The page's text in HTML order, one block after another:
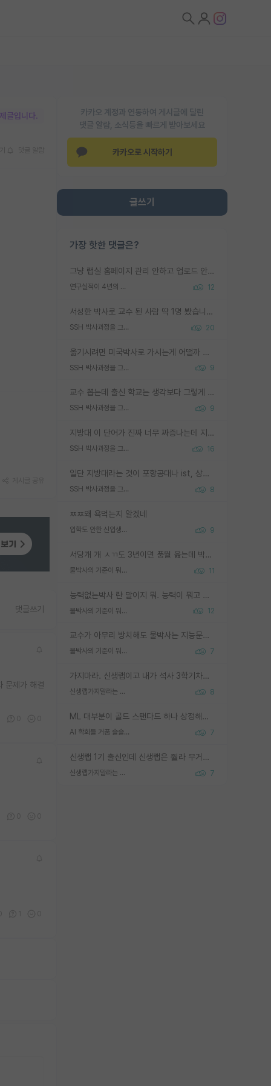
카카오 계정과 연동하여 게시글에 달린
댓글 알람, 소식등을 빠르게 받아보세요
카카오로 시작하기
글쓰기
가장 핫한 댓글은?
그냥 랩실 홈페이지 관리 안하고 업로드 안한거 아님?
연구실적이 4년의 공백이 있는거 어떻게 생각하냐 12
서성한 박사로 교수 된 사람 딱 1명 봤습니다. 근데 지방대 박사로 교수된 거는 기적이 일어나야되요. 서성한 학부부터여도 빡센게 교수임용일텐데 지방대박사로 무슨 교수가 되나요...... 중소기업/중견기업 팀장급/연구소장급이나 될거 같네요.
SSH 박사과정을 그만두고 지방대 박사로 옮기면 교수의 꿈은 끝일까요? 20
옮기시려면 미국박사로 가시는게 어떨까 싶네요. 교수가 꿈이면 미국박사 하고 미국교수 까지 같이 노리시는게 기회가 많지 않을까요?
SSH 박사과정을 그만두고 지방대 박사로 옮기면 교수의 꿈은 끝일까요? 9
교수 뽑는데 출신 학교는 생각보다 그렇게 안 봄. 앞으로는 더 안 보게 될거임. 박사는 어디서 진행해도 됨. 단, 제대로 쌓고 좋은 실적 만들 수 있다면. 그런데 지방대는 그럴 가능성이 지극히 낮음. 나만 열심히 잘 하면 된다? 인간은 주변 환경에 지배되는 나약한 존재임. 주변의 지방대 대학원생과 섞이고 지방 특유의 여유로움 또는 나쁘게 얘기해서 나태함에 젖어 살다보면 교수의 꿈 자체를 잊어버리게 될 가능성도 있음. 주변 환경이 70~80%임.
SSH 박사과정을 그만두고 지방대 박사로 옮기면 교수의 꿈은 끝일까요? 9
지방대 이 단어가 진짜 너무 짜증나는데 지방대면 다 그냥 쓰레기인가요? 무슨 말 같지도 않은 댓글들이 있는건지??? 지방에도 충분히 좋은 대학 많고 충분히 잘하는 교수님들 많습니다 포항공대 4개 IST 대표 지거국들 여기 모두 다 지방에 있고 여기 출신들 중에 교수하는 분들 적지 않습니다 지거국 출신이 무슨 교수를 하냐?라고 생각할 사람들 많은데 상위 대표 지거국에 아웃라이어들 많습니다 결국 개인의 연구역량과 실적이 중요합니다 이 역량을 펼치는데 있어서 지도교수와의 합도 중요합니다. 그리고 경력이 필요하면 해외포닥까지 다녀오세요
SSH 박사과정을 그만두고 지방대 박사로 옮기면 교수의 꿈은 끝일까요? 16
일단 지방대라는 것이 포항공대나 ist, 상위 지거국은 아니라고 생각하겠습니다. 그런곳은 서성한에 비해 소위 대학 네임밸류가 크게 뒤떨어지지는 않으니까요. 대학 이름이 중요하냐? 당연합니다. 대학 이름이 좋아서 좋은 아웃풋이 나오는 것이냐, 좋은 대학은 좋은 사람과 좋은 기회가 몰려있으니 아웃풋도 자연스럽게 좋아지는 것이냐? 대답하기 어려운 문제입니다. 아직 한국 사회에서 학벌을 보는 것도, 특히 이공계를 중심으로 학벌보다는 실적 위주라는 분위기가 형성되는 것도 사실입니다. 지방대 출신으로 전임교수가 될수 있느냐? 가능 불가능을 따지면 당연히 가능입니다. 지방대 박사 출신으로 전임교원이 된 경우가 실제로 있으니까요. 현실적인 가능성이 있느냐? 지금 이정도 대학의 교수가 되고싶다고 생각되는 대학 들어가서 컴공과 교수 목록 켜고 박사 어디서 받았는지 쭉 한번 보세요. 냉정하게 지방대 출신인 분들이 많지는 않으실겁니다.
SSH 박사과정을 그만두고 지방대 박사로 옮기면 교수의 꿈은 끝일까요? 8
ㅉㅉ왜 욕먹는지 알겠네
입학도 안한 신입생이 원래 관심을 받나요 9
서당개 개 ㅅㄲ도 3년이면 풍월 읊는데 박사 5년 이상 대리고 있으면서 물된건 교수 탓 맞는ㄱ게 거기가 서당이 아니란 소리임
물박사의 기준이 뭐임? 11
능력없는박사 란 말이지 뭐. 능력이 뭐고 능력이 있다는게 뭔지는 사람마다 기준이 다르니까 얘기해봐야 서로 자기 기준만 얘기해서 논쟁이 끝이 안나고. 주위에서 능력있고 야심있는 신입생이 교수가 유의미한 피드백을 아예 안주면서 제대로된 과제에 참여해볼 기회도 제공하지 않고 잡일 뺑뺑이만 돌려서 맨날 단순작업만 하면서 밤새다가 눈빛이 점점 죽어가는걸 본 사람은 물박사는 교수탓이라고 하고, 교수는 이것저것 알려도 주고 기회도 주고 사수 동기 붙여주면서 어떻게든 끌고가려고 하는데 본인이 매일 뺀질거리면서 출근 하는둥마는둥 하다가 기껏 와서도 폰이나 쳐다보다가 실험 망치고 저녁약속있어서 먼저 가볼게요~ 하는걸 본 사람은 물박사는 본인탓이라고 함.
물박사의 기준이 뭐임? 12
교수가 아무리 방치해도 물박사는 지능문제고 본인 의지 문제임. 만물 교수탓 하는 애들이 이상한거임.
물박사의 기준이 뭐임? 7
가지마라. 신생랩이고 내가 석사 3학기차인데 최고참인데 나도 아무것도 모르는데 교수가 후배들 왜 논문 교육 안시키냐. 논문 왜 안 써오냐 닦달한다
신생랩가지말라는 이유가 있었구나 8
ML 대부분이 골드 스탠다드 하나 상정해놓고 (벤치마크 데이터셋이 여러 개면 여러 개 상정) 그거 얼마나 잘 맞추나 싸움임 가끔 번뜩이는 설계 철학을 보여주는 논문들도 있지만 대부분 그거 성적 얼마나 더 올리느라에 혈안이 되어 있는 측면이 잇음
AI 학회들 거품 슬슬 지적이 나오네요 7
신생랩 1기 출신인데 신생랩은 줠라 무거운 바벨 같은거임. 들면 대박인데 못들면 깔려 죽음. 아무도 알려주지 않는 환경에서 자생해야하지만, 일단 살아남았다면 그 어떤 사람보다 악착같고 생존력 높은 사람으로 거듭날 수 있음
신생랩가지말라는 이유가 있었구나 7
글입니다.
댓글쓰기
문제가 해결